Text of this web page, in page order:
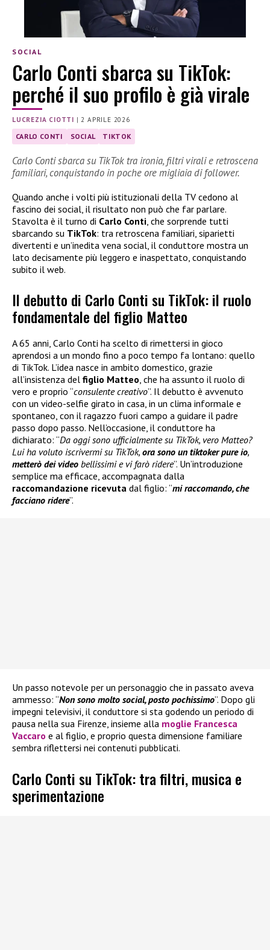
SOCIAL
Carlo Conti sbarca su TikTok:
perché il suo profilo è già virale
LUCREZIA CIOTTI |2 APRILE 2026
CARLO CONTI SOCIAL TIKTOK
Carlo Conti sbarca su TikTok tra ironia, filtri virali e retroscena
familiari, conquistando in poche ore migliaia di follower.
Quando anche i volti più istituzionali della TV cedono al
fascino dei social, il risultato non può che far parlare.
Stavolta è il turno di Carlo Conti, che sorprende tutti
sbarcando su TikTok: tra retroscena familiari, siparietti
divertenti e un’inedita vena social, il conduttore mostra un
lato decisamente più leggero e inaspettato, conquistando
subito il web.
Il debutto di Carlo Conti su TikTok: il ruolo
fondamentale del figlio Matteo
A 65 anni, Carlo Conti ha scelto di rimettersi in gioco
aprendosi a un mondo fino a poco tempo fa lontano: quello
di TikTok. L’idea nasce in ambito domestico, grazie
all’insistenza del figlio Matteo, che ha assunto il ruolo di
vero e proprio “consulente creativo”. Il debutto è avvenuto
con un video-selfie girato in casa, in un clima informale e
spontaneo, con il ragazzo fuori campo a guidare il padre
passo dopo passo. Nell’occasione, il conduttore ha
dichiarato: “Da oggi sono ufficialmente su TikTok, vero Matteo?
Lui ha voluto iscrivermi su TikTok, ora sono un tiktoker pure io,
metterò dei video bellissimi e vi farò ridere”. Un’introduzione
semplice ma efficace, accompagnata dalla
raccomandazione ricevuta dal figlio: “mi raccomando, che
facciano ridere”.
Un passo notevole per un personaggio che in passato aveva
ammesso: “Non sono molto social, posto pochissimo”. Dopo gli
impegni televisivi, il conduttore si sta godendo un periodo di
pausa nella sua Firenze, insieme alla moglie Francesca
Vaccaro e al figlio, e proprio questa dimensione familiare
sembra riflettersi nei contenuti pubblicati.
Carlo Conti su TikTok: tra filtri, musica e
sperimentazione